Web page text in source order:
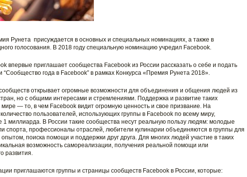
Рунета присуждается в основных и специальных номинациях, а также в
голосования. В 2018 году специальную номинацию учредил Facebook.
впервые приглашает сообщества Facebook из России рассказать о себе и подать
“Сообщество года в Facebook” в рамках Конкурса «Премия Рунета 2018».
открывает огромные возможности для объединения и общения людей из
но с общими интересами и стремлениями. Поддержка и развитие таких
— то, в чем Facebook видит огромную ценность и свое призвание. На
пользователей, использующих группы в Facebook по всему миру,
1 миллиарда. В России такие сообщества несут реальную пользу людям: молодые
спорта, профессионалы отраслей, любители кулинарии объединяются в группы для
поиска помощи и поддержки друг друга. Для многих людей участие в таких
возможность самореализации, получения реальной помощи или
развития.
приглашаются группы и страницы сообществ Facebook в России, которые: